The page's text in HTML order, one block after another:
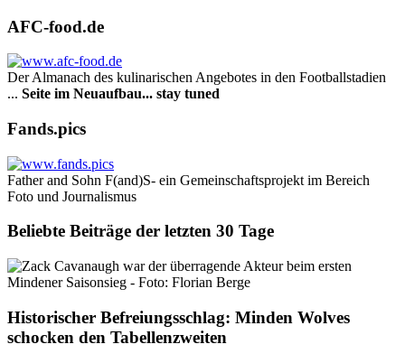
AFC-food.de
Der Almanach des ku­li­na­rischen Angebotes in den Footballstadien
... Seite im Neuaufbau... stay tuned
Fands.pics
Father and Sohn F(and)S- ein Gemeinschaftsprojekt im Bereich
Foto und Journalismus
Beliebte Beiträge der letzten 30 Tage
Historischer Befreiungsschlag: Minden Wolves
schocken den Tabellenzweiten